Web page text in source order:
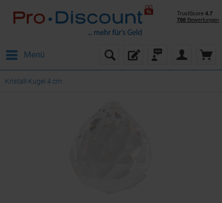
Menü
Kristall-Kugel 4 cm